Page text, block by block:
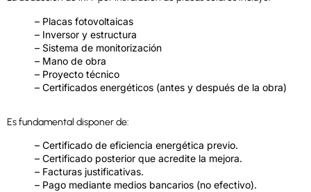
– Placas fotovoltaicas
– Inversor y estructura
– Sistema de monitorización
– Mano de obra
– Proyecto técnico
– Certificados energéticos (antes y después de la obra)
Es fundamental disponer de:
– Certificado de eficiencia energética previo.
– Certificado posterior que acredite la mejora.
– Facturas justificativas.
– Pago mediante medios bancarios (no efectivo).